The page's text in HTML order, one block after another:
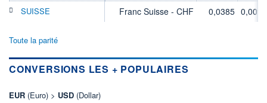
SUISSE Franc Suisse - CHF 0,0385 0,00%
Toute la parité
CONVERSIONS LES + POPULAIRES
EUR (Euro) > USD (Dollar)